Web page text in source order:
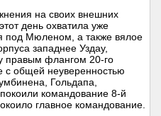
на своих внешних
день охватила уже
под Мюленом, а также вялое
западнее Уздау,
правым флангом 20-го
с общей неуверенностью
Гольдапа,
командование 8-й
главное командование.